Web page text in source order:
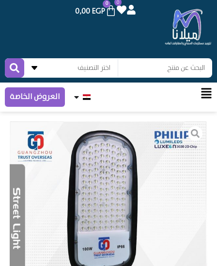
0
0,00EGP
0
العروض الخاصة